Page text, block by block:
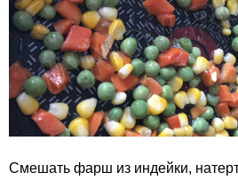
Смешать фарш из индейки,